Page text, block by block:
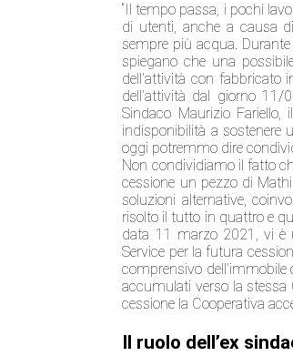
“Il tempo passa, i pochi
di utenti, anche a causa
sempre più acqua.
spiegano che una
dell’attività con fabbricato
dell’attività dal giorno 11/
Sindaco Maurizio
indisponibilità a sostenere
oggi potremmo dire
Non condividiamo il fatto
cessione un pezzo di
soluzioni alternative,
risolto il tutto in quattro e
data 11 marzo 2021, vi è
Service per la futura
comprensivo dell’immobile
accumulati verso la stessa
cessione la Cooperativa
Il ruolo dell’ex